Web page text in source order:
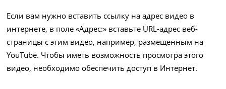
Если вам нужно вставить ссылку на адрес видео в
интернете, в поле «Адрес:» вставьте URL-адрес веб-
страницы с этим видео, например, размещенным на
YouTube. Чтобы иметь возможность просмотра этого
видео, необходимо обеспечить доступ в Интернет.